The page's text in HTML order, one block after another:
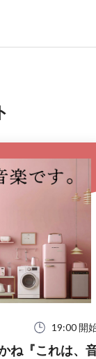
19:00 開
ね『これは、